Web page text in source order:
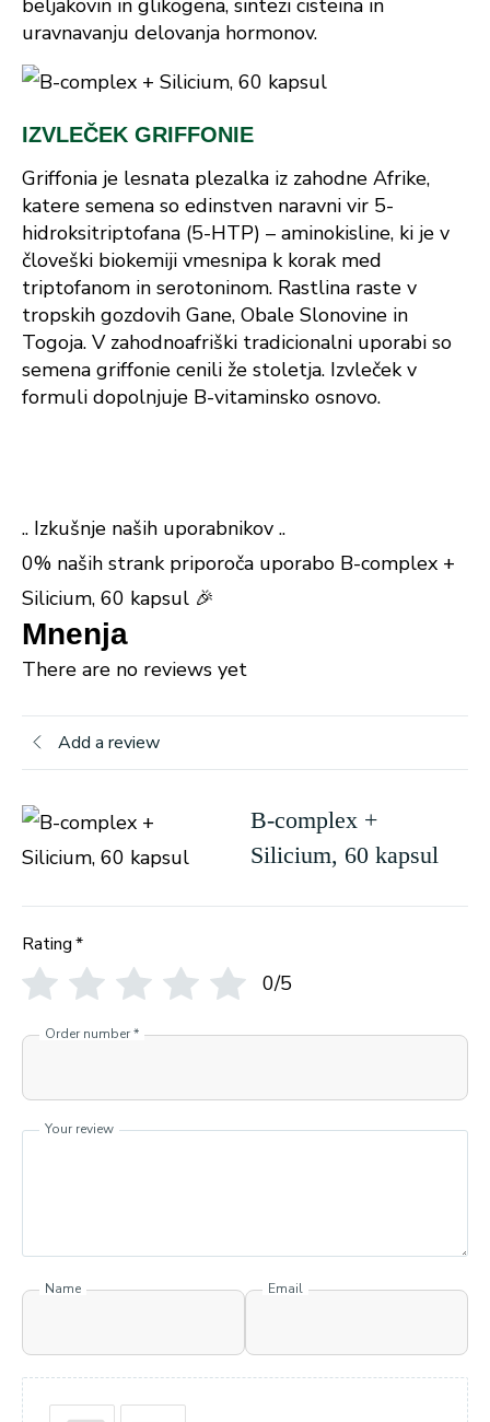
beljakovin in glikogena, sintezi cisteina in
uravnavanju delovanja hormonov.
IZVLEČEK GRIFFONIE
Griffonia je lesnata plezalka iz zahodne Afrike,
katere semena so edinstven naravni vir 5-
hidroksitriptofana (5-HTP) – aminokisline, ki je v
človeški biokemiji vmesnipa k korak med
triptofanom in serotoninom. Rastlina raste v
tropskih gozdovih Gane, Obale Slonovine in
Togoja. V zahodnoafriški tradicionalni uporabi so
semena griffonie cenili že stoletja. Izvleček v
formuli dopolnjuje B-vitaminsko osnovo.
.. Izkušnje naših uporabnikov ..
0% naših strank priporoča uporabo B-complex +
Silicium, 60 kapsul 🎉
Mnenja
There are no reviews yet
Add a review
B-complex +
Silicium, 60 kapsul
Rating*
0/5
Order number*
Your review
Name Email